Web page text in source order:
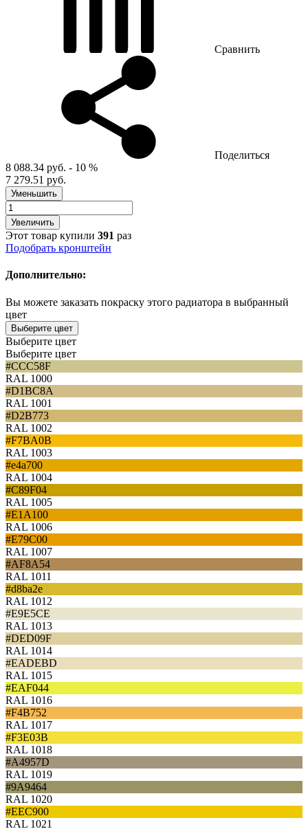
Сравнить
Поделиться
8 088.34 руб. - 10 %
7 279.51 руб.
Уменьшить
Увеличить
Этот товар купили 391 раз
Подобрать кронштейн
Дополнительно:
Вы можете заказать покраску этого радиатора в выбранный
цвет
Выберите цвет
Выберите цвет
Выберите цвет
#CCC58F
RAL 1000
#D1BC8A
RAL 1001
#D2B773
RAL 1002
#F7BA0B
RAL 1003
#e4a700
RAL 1004
#C89F04
RAL 1005
#E1A100
RAL 1006
#E79C00
RAL 1007
#AF8A54
RAL 1011
#d8ba2e
RAL 1012
#E9E5CE
RAL 1013
#DED09F
RAL 1014
#EADEBD
RAL 1015
#EAF044
RAL 1016
#F4B752
RAL 1017
#F3E03B
RAL 1018
#A4957D
RAL 1019
#9A9464
RAL 1020
#EEC900
RAL 1021